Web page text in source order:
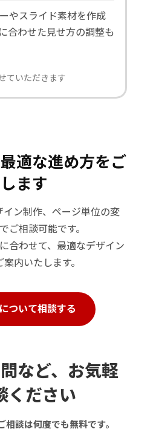
やスライド素材を作成
合わせた見せ方の調整も
ていただきます
適な進め方をご
ます
ン制作、ページ単位の変
ご相談可能です。
合わせて、最適なデザイン
内いたします。
ついて相談する
など、お気軽
ください
談は何度でも無料です。